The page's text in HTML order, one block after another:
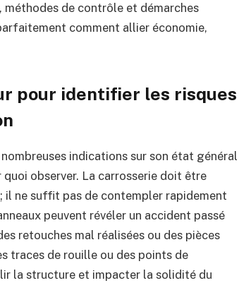
méthodes de contrôle et démarches
comment allier économie,
pour identifier les risques
indications sur son état général
observer. La carrosserie doit être
il ne suffit pas de contempler rapidement
peuvent révéler un accident passé
retouches mal réalisées ou des pièces
traces de rouille ou des points de
la structure et impacter la solidité du